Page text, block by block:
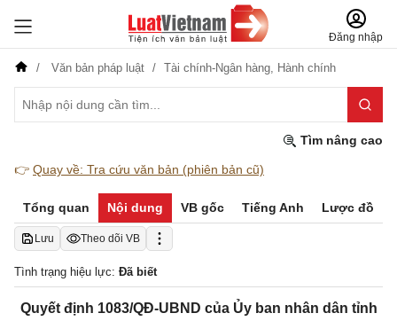
Đăng nhập
Văn bản pháp luật Tài chính-Ngân hàng, Hành chính
Tìm nâng cao
👉 Quay về: Tra cứu văn bản (phiên bản cũ)
Tổng quan Nội dung VB gốc Tiếng Anh Lược đồ
Lưu Theo dõi VB
Tình trạng hiệu lực: Đã biết
Quyết định 1083/QĐ-UBND của Ủy ban nhân dân tỉnh